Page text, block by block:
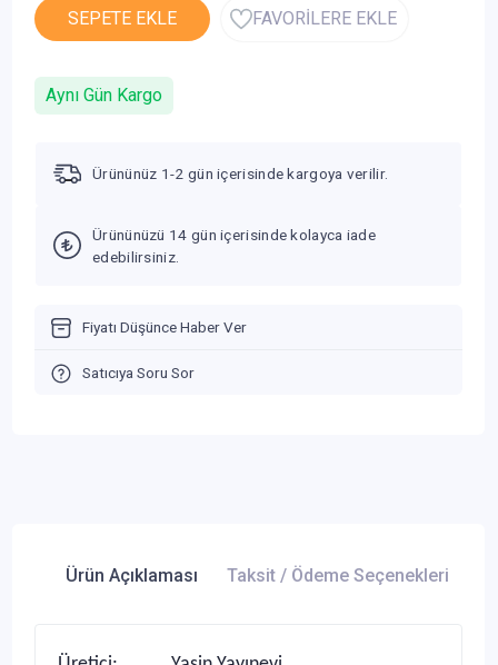
SEPETE EKLE FAVORİLERE EKLE
Aynı Gün Kargo
Ürününüz 1-2 gün içerisinde kargoya verilir.
Ürününüzü 14 gün içerisinde kolayca iade
edebilirsiniz.
Fiyatı Düşünce Haber Ver
Satıcıya Soru Sor
Ürün Açıklaması Taksit / Ödeme Seçenekleri